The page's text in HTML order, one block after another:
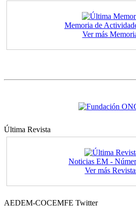
Memoria de
Ver más
Última Revista
Noticias EM -
Ver más
AEDEM-COCEMFE Twitter